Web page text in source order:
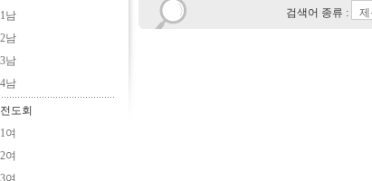
남
남
남
남
도회
여
여
여
검색어 종류 :